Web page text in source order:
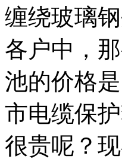
缠绕玻璃
各户中，
池的价格
市电缆保
很贵呢？